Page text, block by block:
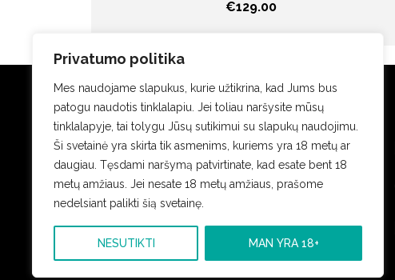
Privatumo politika
Mes naudojame slapukus, kurie užtikrina, kad Jums bus
patogu naudotis tinklalapiu. Jei toliau naršysite mūsų
tinklalapyje, tai tolygu Jūsų sutikimui su slapukų naudojimu.
Ši svetainė yra skirta tik asmenims, kuriems yra 18 metų ar
daugiau. Tęsdami naršymą patvirtinate, kad esate bent 18
metų amžiaus. Jei nesate 18 metų amžiaus, prašome
nedelsiant palikti šią svetainę.
NESUTIKTI MAN YRA 18+
€129.00
info@tavokaljanas.lt
+370 69226633
Pristatymas Grąžinimas Kontaktai